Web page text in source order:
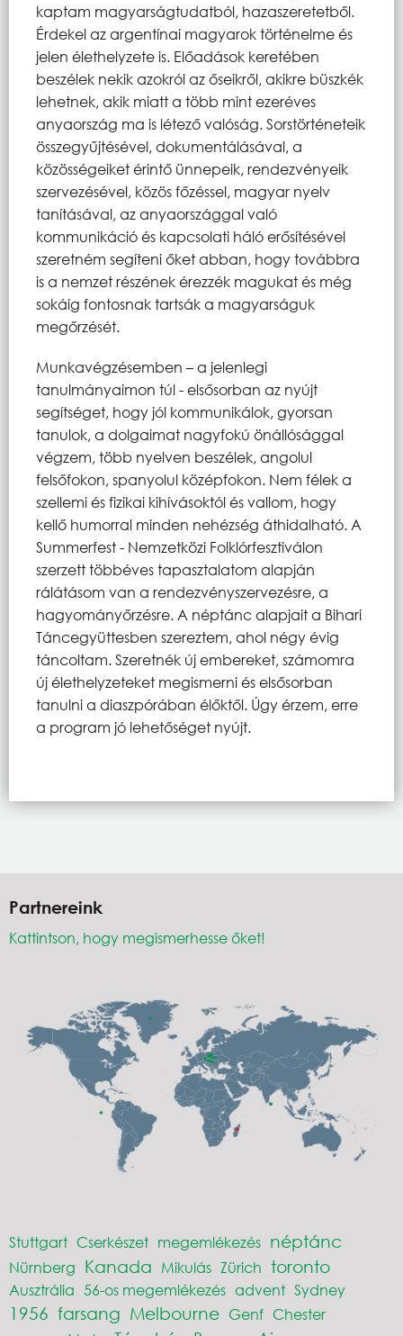
kaptam magyarságtudatból, hazaszeretetből.
Érdekel az argentínai magyarok történelme és
jelen élethelyzete is. Előadások keretében
beszélek nekik azokról az őseikről, akikre büszkék
lehetnek, akik miatt a több mint ezeréves
anyaország ma is létező valóság. Sorstörténeteik
összegyűjtésével, dokumentálásával, a
közösségeiket érintő ünnepeik, rendezvényeik
szervezésével, közös főzéssel, magyar nyelv
tanításával, az anyaországgal való
kommunikáció és kapcsolati háló erősítésével
szeretném segíteni őket abban, hogy továbbra
is a nemzet részének érezzék magukat és még
sokáig fontosnak tartsák a magyarságuk
megőrzését.
Munkavégzésemben – a jelenlegi
tanulmányaimon túl - elsősorban az nyújt
segítséget, hogy jól kommunikálok, gyorsan
tanulok, a dolgaimat nagyfokú önállósággal
végzem, több nyelven beszélek, angolul
felsőfokon, spanyolul középfokon. Nem félek a
szellemi és fizikai kihívásoktól és vallom, hogy
kellő humorral minden nehézség áthidalható. A
Summerfest - Nemzetközi Folklórfesztiválon
szerzett többéves tapasztalatom alapján
rálátásom van a rendezvényszervezésre, a
hagyományőrzésre. A néptánc alapjait a Bihari
Táncegyüttesben szereztem, ahol négy évig
táncoltam. Szeretnék új embereket, számomra
új élethelyzeteket megismerni és elsősorban
tanulni a diaszpórában élőktől. Úgy érzem, erre
a program jó lehetőséget nyújt.
Partnereink
Kattintson, hogy megismerhesse őket!
Stuttgart Cserkészet megemlékezés néptánc
Nürnberg Kanada Mikulás Zürich toronto
Ausztrália 56-os megemlékezés advent Sydney
1956 farsang Melbourne Genf Chester